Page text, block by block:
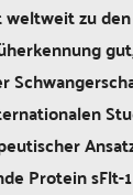
weltweit zu
Protein sFlt-